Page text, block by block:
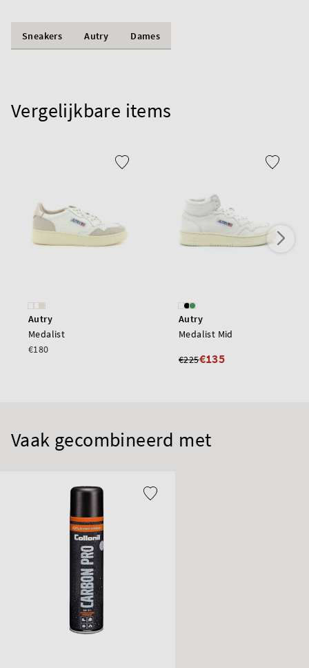
Sneakers Autry Dames
Vergelijkbare items
Autry
Medalist
€180
Autry
Medalist Mid
€225€135
Vaak gecombineerd met